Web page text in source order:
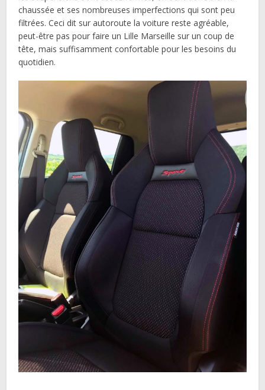
chaussée et ses nombreuses imperfections qui sont peu
filtrées. Ceci dit sur autoroute la voiture reste agréable,
peut-être pas pour faire un Lille Marseille sur un coup de
tête, mais suffisamment confortable pour les besoins du
quotidien.